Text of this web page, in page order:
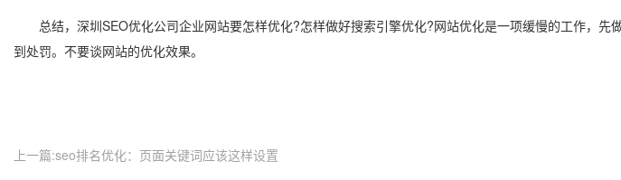
总结，深圳SEO优化公司企业网站要怎样优化?怎样做好搜索引擎优化?网站优化是一项缓慢的工作，先
到处罚。不要谈网站的优化效果。
上一篇:seo排名优化：页面关键词应该这样设置